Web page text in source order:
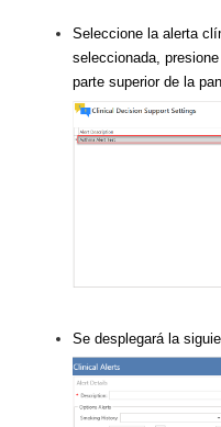
Seleccione la alerta
seleccionada,
parte superior de la
Se desplegará la